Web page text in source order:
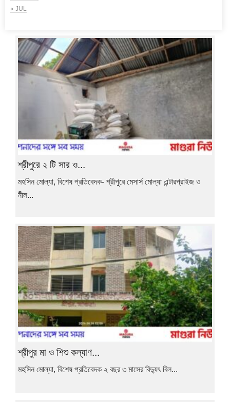
« JUL
শ্রীপুরে ২ টি সার ও...
মহসিন মোল্যা, বিশেষ প্রতিবেদক- শ্রীপুরে মেসার্স মোল্যা এন্টারপ্রাইজ ও
নীল...
শ্রীপুর মা ও শিশু কল্যাণ...
মহসিন মোল্যা, বিশেষ প্রতিবেদক ২ বছর ৩ মাসের বিদ্যুৎ বিল...